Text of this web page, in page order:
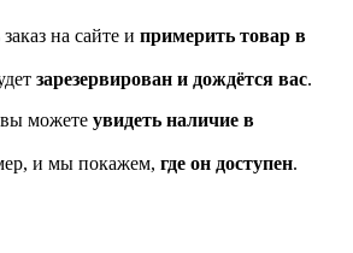
на сайте и примерить товар в
зарезервирован и дождётся вас.
можете увидеть наличие в
и мы покажем, где он доступен.